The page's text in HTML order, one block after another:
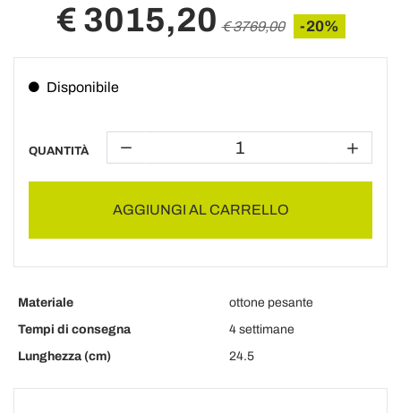
€ 3015,20 € 3769,00 -20%
Disponibile
QUANTITÀ
AGGIUNGI AL CARRELLO
Materiale
ottone pesante
Tempi di consegna
4 settimane
Lunghezza (cm)
24.5